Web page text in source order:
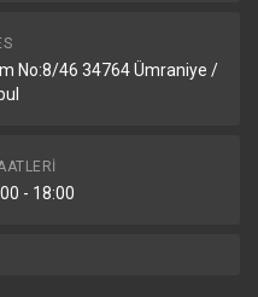
No:8/46 34764 Ümraniye /
- 18:00